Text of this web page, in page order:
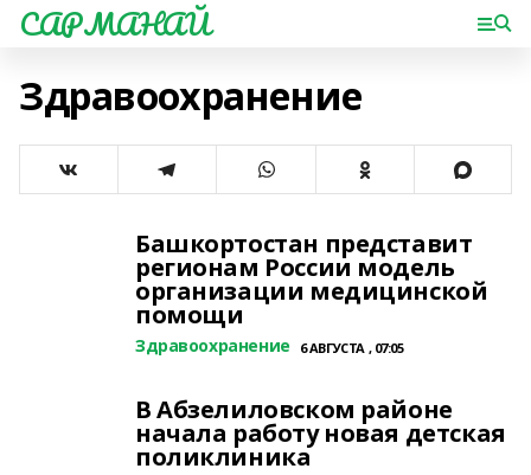
САРМАНАЙ
Здравоохранение
Башкортостан представит
регионам России модель
организации медицинской
помощи
Здравоохранение 6 АВГУСТА , 07:05
В Абзелиловском районе
начала работу новая детская
поликлиника